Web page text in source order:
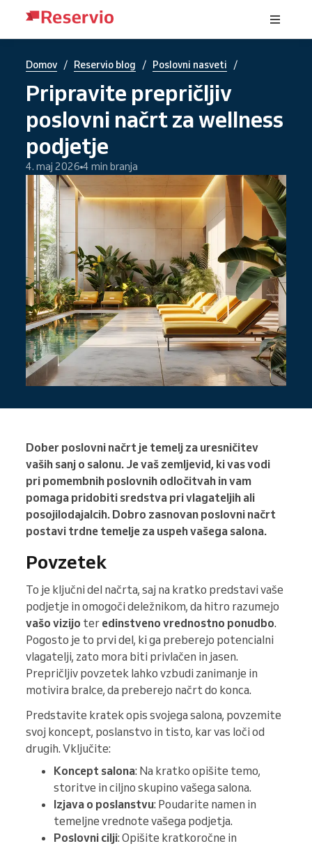
Domov / Reservio blog / Poslovni nasveti /
Pripravite prepričljiv
poslovni načrt za wellness
podjetje
4. maj 2026 4 min branja
Dober poslovni načrt je temelj za uresničitev
vaših sanj o salonu. Je vaš zemljevid, ki vas vodi
pri pomembnih poslovnih odločitvah in vam
pomaga pridobiti sredstva pri vlagateljih ali
posojilodajalcih. Dobro zasnovan poslovni načrt
postavi trdne temelje za uspeh vašega salona.
Povzetek
To je ključni del načrta, saj na kratko predstavi vaše
podjetje in omogoči deležnikom, da hitro razumejo
vašo vizijo ter edinstveno vrednostno ponudbo.
Pogosto je to prvi del, ki ga preberejo potencialni
vlagatelji, zato mora biti privlačen in jasen.
Prepričljiv povzetek lahko vzbudi zanimanje in
motivira bralce, da preberejo načrt do konca.
Predstavite kratek opis svojega salona, povzemite
svoj koncept, poslanstvo in tisto, kar vas loči od
drugih. Vključite:
Koncept salona: Na kratko opišite temo,
storitve in ciljno skupino vašega salona.
Izjava o poslanstvu: Poudarite namen in
temeljne vrednote vašega podjetja.
Poslovni cilji: Opišite kratkoročne in